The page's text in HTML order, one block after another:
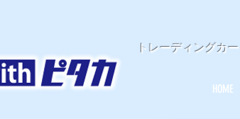
トレーディングカ
HOME